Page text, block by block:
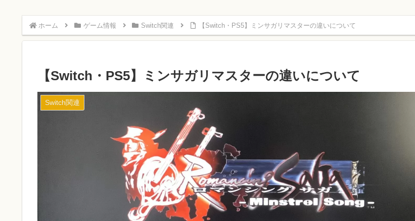
ホーム ゲーム情報 Switch関連 【Switch・PS5】ミンサガリマスターの違いについて
【Switch・PS5】ミンサガリマスターの違いについて
Switch関連